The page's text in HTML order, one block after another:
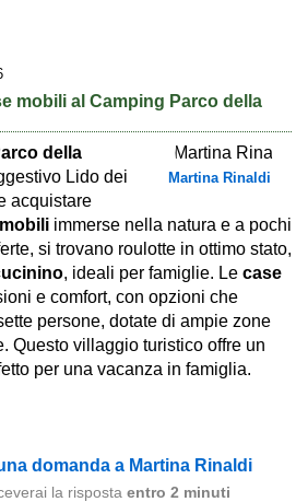
mobili al Camping Parco della
Martina Rinaldi
della
Lido dei
acquistare
immerse nella natura e a pochi
si trovano roulotte in ottimo stato,
, ideali per famiglie. Le case
e comfort, con opzioni che
persone, dotate di ampie zone
Questo villaggio turistico offre un
per una vacanza in famiglia.
una domanda a Martina Rinaldi
la risposta entro 2 minuti